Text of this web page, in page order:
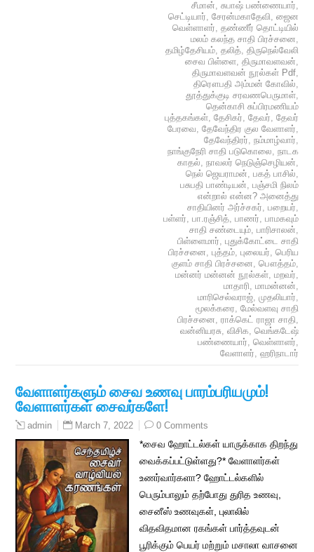
சீமான், சுபாஷ் பண்ணையார்,
செட்டியார், சேரன்மகாதேவி, ஜைன
வெள்ளாளர், தண்ணீர் தொட்டியில்
மலம் கலந்த சாதி பிரச்சனை,
தமிழ்தேசியம், தலித், திருநெல்வேலி
சைவ பிள்ளை, திருமாவளவன்,
திருமாவளவன் நூல்கள் Pdf,
திரௌபதி அம்மன் கோவில்,
தூத்துக்குடி சரவணபெருமாள்,
தென்காசி சுப்பிரமணியம்
புத்தகங்கள், தேசிகர், தேவர், தேவர்
பேரவை, தேவேந்திர குல வேளாளர்,
தேவேந்திரர், நம்மாழ்வார்,
நாங்குநேரி சாதி படுகொலை, நாடக
காதல், நாவலர் நெடுஞ்செழியன்,
நெல் ஜெயராமன், பகத் பாசில்,
பசுபதி பாண்டியன், பஞ்சமி நிலம்
என்றால் என்ன? அனைத்து
சாதியினர் அர்ச்சகர், பறையர்,
பள்ளர், பா.ரஞ்சித், பாணர், பாமகவும்
சாதி சண்டையும், பாரிசாலன்,
பிள்ளைமார், புதுக்கோட்டை சாதி
பிரச்சனை, புத்தம், புலையர், பெரிய
குளம் சாதி பிரச்சனை, பௌத்தம்,
மன்னர் மன்னன் நூல்கள், மறவர்,
மாதாரி, மாமன்னன்,
மாரிசெல்வராஜ், முதலியார்,
மூலக்கரை, மேல்வளவு சாதி
பிரச்சனை, ராக்கெட் ராஜா சாதி,
வன்னியரசு, விசிக, வெங்கடேஷ்
பண்ணையார், வெள்ளாளர்,
வேளாளர், ஹரிநாடார்
வேளாளர்களும் சைவ உணவு பாரம்பரியமும்!
வேளாளர்கள் சைவர்களே!
admin March 7, 2022 0 Comments
*சைவ ஹோட்டல்கள் யாருக்காக திறந்து
வைக்கப்பட்டுள்ளது?* வேளாளர்கள்
உணர்வார்களா? ஹோட்டல்களில்
பெரும்பாலும் தற்போது துரித உணவு,
சைனீஸ் உணவுகள், புலாலில்
விதவிதமான ரகங்கள் பார்த்தவுடன்
பூரிக்கும் பெயர் மற்றும் மசாலா வாசனை